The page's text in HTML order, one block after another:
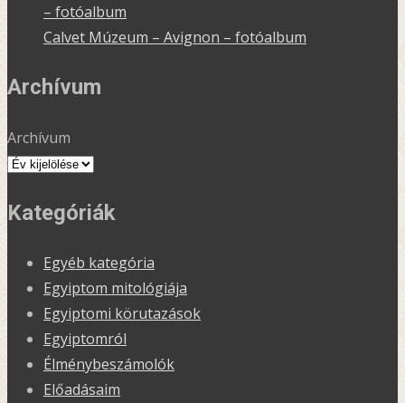
– fotóalbum
Calvet Múzeum – Avignon – fotóalbum
Archívum
Archívum
Kategóriák
Egyéb kategória
Egyiptom mitológiája
Egyiptomi körutazások
Egyiptomról
Élménybeszámolók
Előadásaim